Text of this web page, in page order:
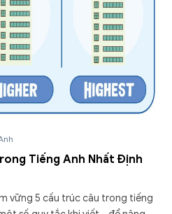
Tiếng Anh Nhất Định
vững 5 cấu trúc câu trong tiếng